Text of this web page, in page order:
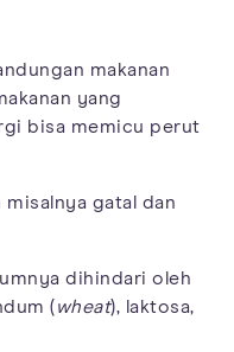
makanan
yang
bisa memicu perut
gatal dan
dihindari oleh
( wheat), laktosa,